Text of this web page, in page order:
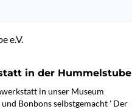
e.V.
in der Hummelstube
in unser Museum
Bonbons selbstgemacht ' Der